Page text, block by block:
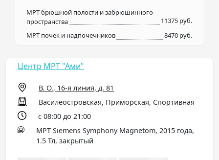
МРТ брюшной полости и забрюшинного
пространства
11375 руб.
МРТ почек и надпочечников
8470 руб.
Центр МРТ "Ами"
В. О., 16-я линия, д. 81
Василеостровская, Приморская, Спортивная
с 08:00 до 21:00
МРТ Siemens Symphony Magnetom, 2015 года,
1.5 Тл, закрытый